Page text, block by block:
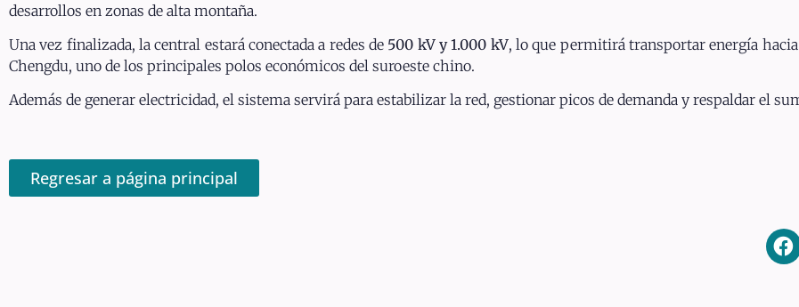
desarrollos en zonas de alta montaña.
Una vez finalizada, la central estará conectada a redes de 500 kV y 1.000 kV, lo que permitirá transportar energía
Chengdu, uno de los principales polos económicos del suroeste chino.
Además de generar electricidad, el sistema servirá para estabilizar la red, gestionar picos de demanda y respaldar el
Regresar a página principal